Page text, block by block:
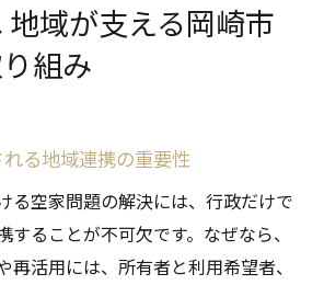
域が支える岡崎市
組み
る地域連携の重要性
る空家問題の解決には、行政だけで
することが不可欠です。なぜなら、
再活用には、所有者と利用希望者、